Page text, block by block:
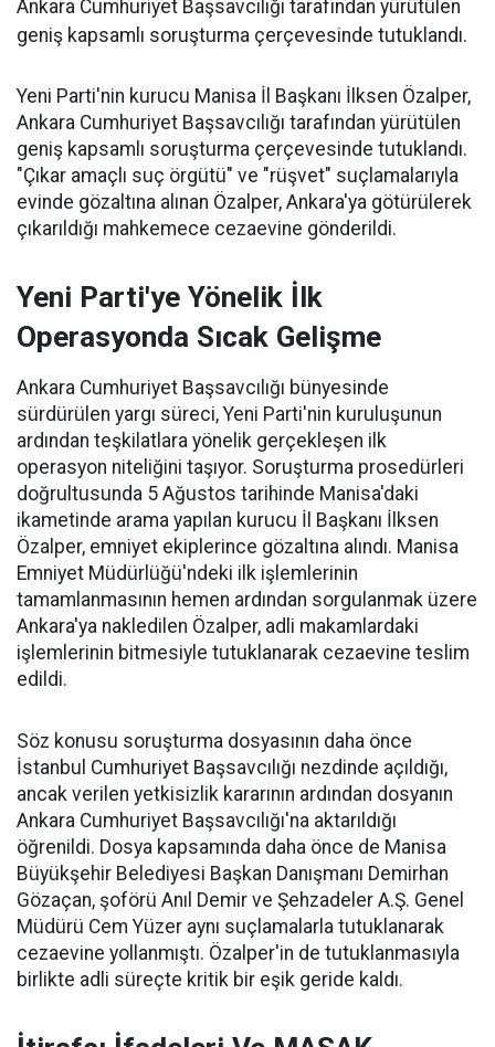
Ankara Cumhuriyet Başsavcılığı tarafından yürütülen
geniş kapsamlı soruşturma çerçevesinde tutuklandı.
Yeni Parti'nin kurucu Manisa İl Başkanı İlksen Özalper,
Ankara Cumhuriyet Başsavcılığı tarafından yürütülen
geniş kapsamlı soruşturma çerçevesinde tutuklandı.
"Çıkar amaçlı suç örgütü" ve "rüşvet" suçlamalarıyla
evinde gözaltına alınan Özalper, Ankara'ya götürülerek
çıkarıldığı mahkemece cezaevine gönderildi.
Yeni Parti'ye Yönelik İlk
Operasyonda Sıcak Gelişme
Ankara Cumhuriyet Başsavcılığı bünyesinde
sürdürülen yargı süreci, Yeni Parti'nin kuruluşunun
ardından teşkilatlara yönelik gerçekleşen ilk
operasyon niteliğini taşıyor. Soruşturma prosedürleri
doğrultusunda 5 Ağustos tarihinde Manisa'daki
ikametinde arama yapılan kurucu İl Başkanı İlksen
Özalper, emniyet ekiplerince gözaltına alındı. Manisa
Emniyet Müdürlüğü'ndeki ilk işlemlerinin
tamamlanmasının hemen ardından sorgulanmak üzere
Ankara'ya nakledilen Özalper, adli makamlardaki
işlemlerinin bitmesiyle tutuklanarak cezaevine teslim
edildi.
Söz konusu soruşturma dosyasının daha önce
İstanbul Cumhuriyet Başsavcılığı nezdinde açıldığı,
ancak verilen yetkisizlik kararının ardından dosyanın
Ankara Cumhuriyet Başsavcılığı'na aktarıldığı
öğrenildi. Dosya kapsamında daha önce de Manisa
Büyükşehir Belediyesi Başkan Danışmanı Demirhan
Gözaçan, şoförü Anıl Demir ve Şehzadeler A.Ş. Genel
Müdürü Cem Yüzer aynı suçlamalarla tutuklanarak
cezaevine yollanmıştı. Özalper'in de tutuklanmasıyla
birlikte adli süreçte kritik bir eşik geride kaldı.